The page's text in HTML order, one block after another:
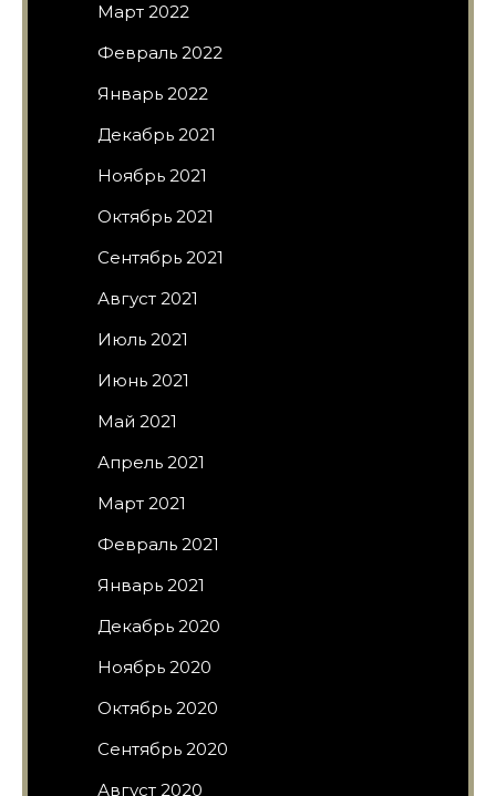
Март 2022
Февраль 2022
Январь 2022
Декабрь 2021
Ноябрь 2021
Октябрь 2021
Сентябрь 2021
Август 2021
Июль 2021
Июнь 2021
Май 2021
Апрель 2021
Март 2021
Февраль 2021
Январь 2021
Декабрь 2020
Ноябрь 2020
Октябрь 2020
Сентябрь 2020
Август 2020